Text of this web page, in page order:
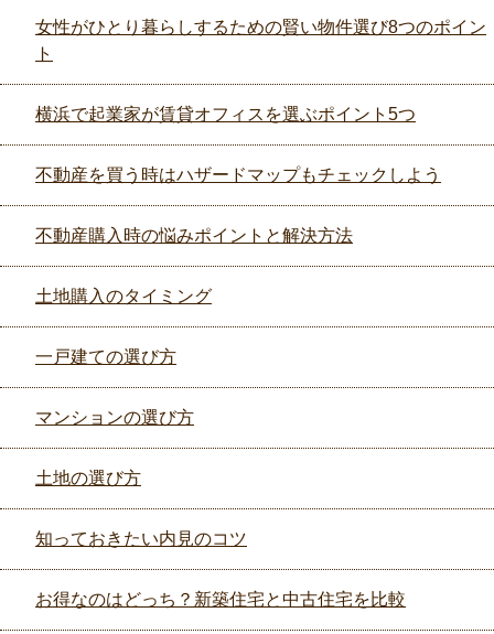
女性がひとり暮らしするための賢い物件選び8つのポイン
ト
横浜で起業家が賃貸オフィスを選ぶポイント5つ
不動産を買う時はハザードマップもチェックしよう
不動産購入時の悩みポイントと解決方法
土地購入のタイミング
一戸建ての選び方
マンションの選び方
土地の選び方
知っておきたい内見のコツ
お得なのはどっち？新築住宅と中古住宅を比較